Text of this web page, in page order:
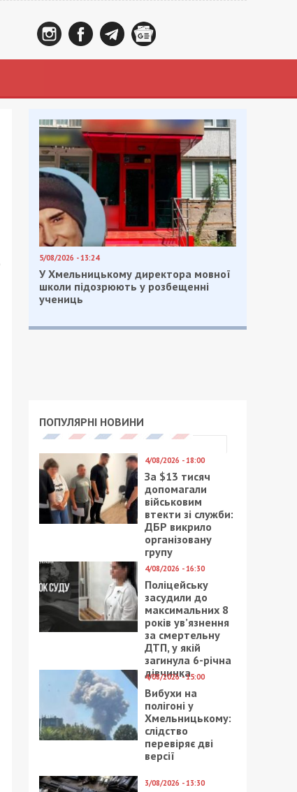
5/08/2026 - 13:24
У Хмельницькому директора мовної
школи підозрюють у розбещенні
учениць
ПОПУЛЯРНІ НОВИНИ
4/08/2026 - 18:00
За $13 тисяч
допомагали
військовим
втекти зі служби:
ДБР викрило
організовану
групу
4/08/2026 - 16:30
Поліцейську
засудили до
максимальних 8
років ув’язнення
за смертельну
ДТП, у якій
загинула 6-річна
дівчинка
4/08/2026 - 15:00
Вибухи на
полігоні у
Хмельницькому:
слідство
перевіряє дві
версії
3/08/2026 - 13:30